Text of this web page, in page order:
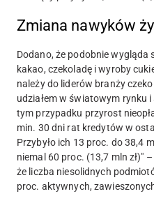
Zmiana nawyków
Dodano, że podobnie
kakao, czekoladę i wyroby
należy do liderów branży
udziałem w światowym rynku
tym przypadku przyrost
min. 30 dni rat kredytów w
Przybyło ich 13 proc. do 38,4
niemal 60 proc. (13,7 mln zł)"
że liczba niesolidnych
proc. aktywnych,